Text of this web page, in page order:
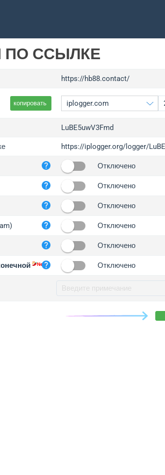
ССЫЛКЕ
https://hb88.contact/
копировать
iplogger.org
wl.gl
ed.tc
iplogger.com
iplogger.co
2no.co
yip.su
iplogger.info
LuBE5uwV3Fmd
https://iplogger.org/logger/
Отключено
Отключено
Отключено
Отключено
Отключено
Отключено